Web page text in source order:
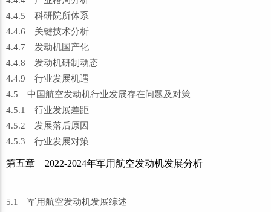
4.4.5 科研院所体系
4.4.6 关键技术分析
4.4.7 发动机国产化
4.4.8 发动机研制动态
4.4.9 行业发展机遇
4.5 中国航空发动机行业发展存在问题及对策
4.5.1 行业发展差距
4.5.2 发展落后原因
4.5.3 行业发展对策
第五章 2022-2024年军用航空发动机发展分析
5.1 军用航空发动机发展综述